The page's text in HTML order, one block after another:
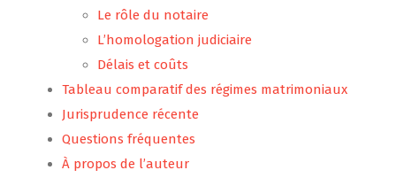
Le rôle du notaire
L’homologation judiciaire
Délais et coûts
Tableau comparatif des régimes matrimoniaux
Jurisprudence récente
Questions fréquentes
À propos de l’auteur